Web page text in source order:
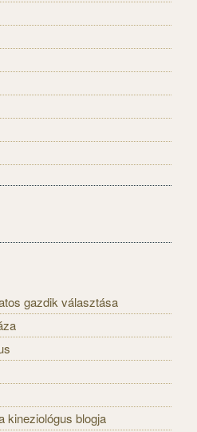
gazdik választása
kineziológus blogja